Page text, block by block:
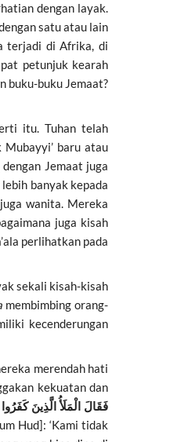
dengan layak.
satu atau lain
terjadi di Afrika, di
petunjuk kearah
buku-buku Jemaat?
itu. Tuhan telah
Mubayyi’ baru atau
Jemaat juga
banyak kepada
wanita. Mereka
juga kisah
perlihatkan pada
sekali kisah-kisah
membimbing orang-
kecenderungan
merendah hati
kekuatan dan
فَقَالَ الْمَلَأُ الَّذِينَ
Hud]: ‘Kami tidak